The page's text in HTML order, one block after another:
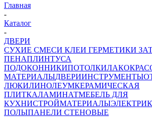
Главная
-
Каталог
-
ДВЕРИ
СУХИЕ СМЕСИ КЛЕИ ГЕРМЕТИКИ
ПЕНАПЛИНТУСА
ПОДОКОННИКИПОТОЛКИ
МАТЕРИАЛЫДВЕРИИНСТРУМЕНТЫ
ЛЮКИЛИНОЛЕУМКЕРАМИЧЕСКАЯ
ПЛИТКАЛАМИНАТМЕБЕЛЬ ДЛЯ
КУХНИСТРОЙМАТЕРИАЛЫ
ПОЛЫПАНЕЛИ СТЕНОВЫЕ